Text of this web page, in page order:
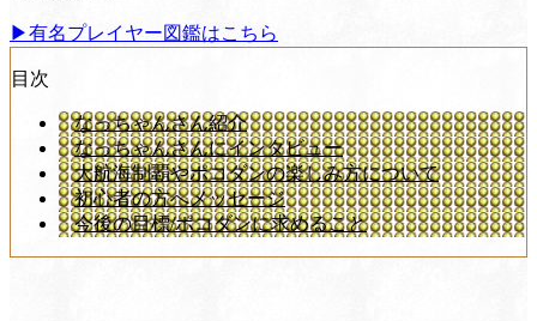
▶有名プレイヤー図鑑はこちら
目次
なっちゃんさん紹介
なっちゃんさんにインタビュー
大航海制覇やポコダンの楽しみ方について
初心者の方へメッセージ
今後の目標/ポコダンに求めること